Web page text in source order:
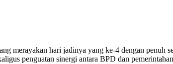
merayakan hari jadinya yang ke-4 dengan penuh
penguatan sinergi antara BPD dan